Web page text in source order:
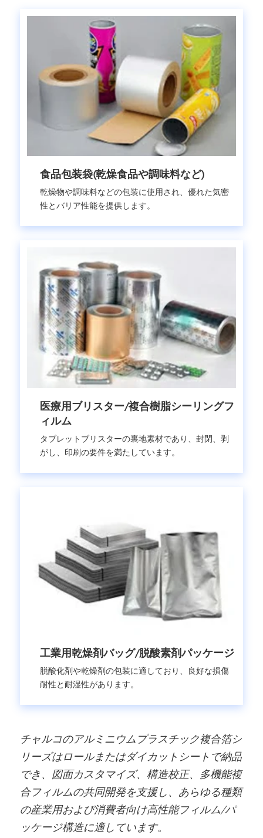
食品包装袋(乾燥食品や調味料など)
乾燥物や調味料などの包装に使用され、優れた気密
性とバリア性能を提供します。
医療用ブリスター/複合樹脂シーリングフ
ィルム
タブレットブリスターの裏地素材であり、封閉、剥
がし、印刷の要件を満たしています。
工業用乾燥剤バッグ/脱酸素剤パッケージ
脱酸化剤や乾燥剤の包装に適しており、良好な損傷
耐性と耐湿性があります。
チャルコのアルミニウムプラスチック複合箔シ
リーズはロールまたはダイカットシートで納品
でき、図面カスタマイズ、構造校正、多機能複
合フィルムの共同開発を支援し、あらゆる種類
の産業用および消費者向け高性能フィルム/パ
ッケージ構造に適しています。